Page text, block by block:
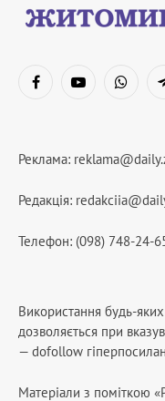
FacebookYouTube
Реклама:
Редакція:
Телефон: (098) 748-24-
Використання будь-
дозволяється при
— dofollow
Матеріали з поміткою